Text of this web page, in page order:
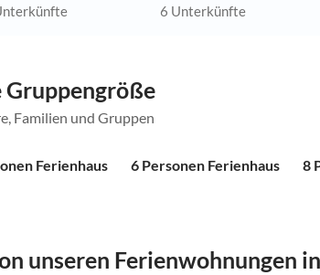
6 Unterkünfte
Gruppengröße
Familien und Gruppen
Ferienhaus 6 Personen Ferienhaus 8
unseren Ferienwohnungen